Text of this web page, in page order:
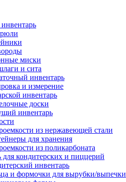
миски
и сита
инвентарь
и измерение
инвентарь
доски
инвентарь
из нержавеющей стали
для хранения
из поликарбоната
для кондитерских и пиццерий
инвентарь
и формочки для вырубки/выпечки